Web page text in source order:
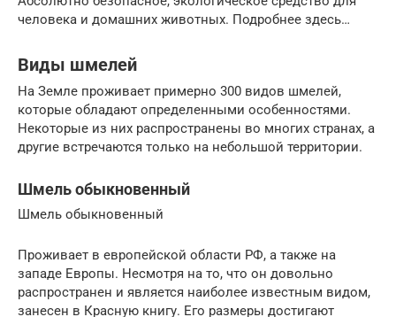
человека и домашних животных. Подробнее здесь…
Виды шмелей
На Земле проживает примерно 300 видов шмелей,
которые обладают определенными особенностями.
Некоторые из них распространены во многих странах, а
другие встречаются только на небольшой территории.
Шмель обыкновенный
Шмель обыкновенный
Проживает в европейской области РФ, а также на
западе Европы. Несмотря на то, что он довольно
распространен и является наиболее известным видом,
занесен в Красную книгу. Его размеры достигают